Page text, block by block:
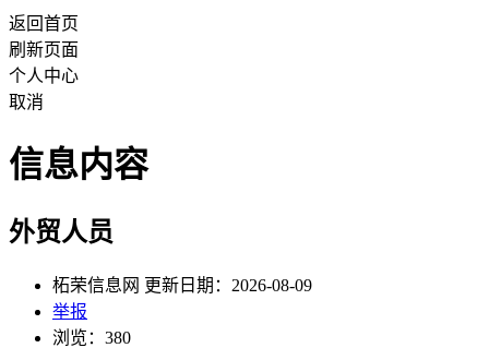
返回首页
刷新页面
个人中心
取消
信息内容
外贸人员
柘荣信息网 更新日期：2026-08-09
举报
浏览：380